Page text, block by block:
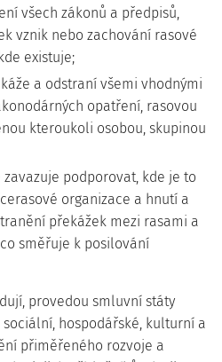
všech zákonů a předpisů,
vznik nebo zachování rasové
existuje;
a odstraní všemi vhodnými
opatření, rasovou
kteroukoli osobou, skupinou
podporovat, kde je to
organizace a hnutí a
překážek mezi rasami a
směřuje k posilování
provedou smluvní státy
hospodářské, kulturní a
přiměřeného rozvoje a